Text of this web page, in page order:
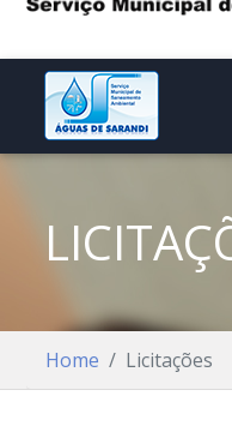
Home Licitações